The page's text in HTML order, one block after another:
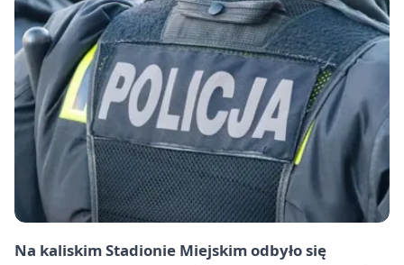
Na kaliskim Stadionie Miejskim odbyło się